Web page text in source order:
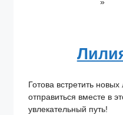
»
Готова встретить
отправиться вместе в
увлекательный путь!